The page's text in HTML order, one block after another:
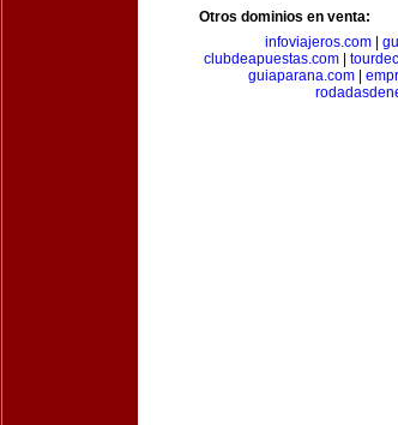
Otros dominios en venta:
infoviajeros.com
clubdeapuestas.com|
guiaparana.com|